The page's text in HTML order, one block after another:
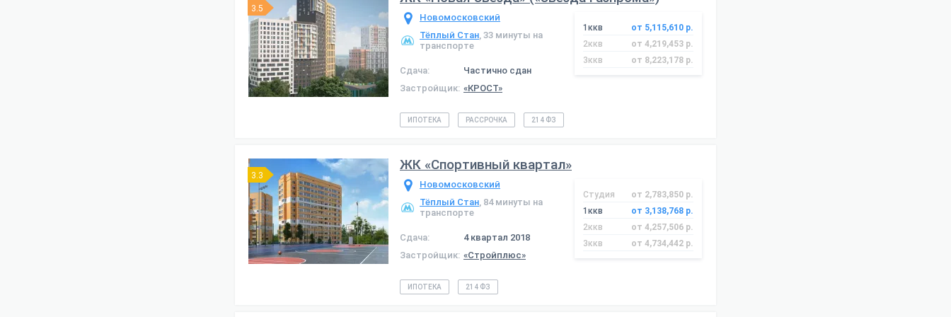
3.5
Новомосковский
Тёплый Стан, 33 минуты на
транспорте
Сдача:
Частично сдан
Застройщик: «КРОСТ»
1ккв
от 5,115,610 р.
2ккв
от 4,219,453 р.
3ккв
от 8,223,178 р.
ИПОТЕКА РАССРОЧКА 214 ФЗ
3.3
ЖК «Спортивный квартал»
Новомосковский
Тёплый Стан, 84 минуты на
транспорте
Сдача:
4 квартал 2018
Застройщик: «Стройплюс»
Студия
от 2,783,850 р.
1ккв
от 3,138,768 р.
2ккв
от 4,257,506 р.
3ккв
от 4,734,442 р.
ИПОТЕКА 214 ФЗ